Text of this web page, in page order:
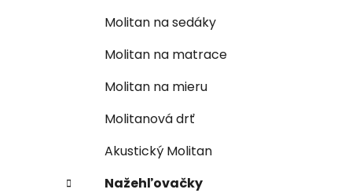
Molitan na sedáky
Molitan na matrace
Molitan na mieru
Molitanová drť
Akustický Molitan
Nažehľovačky